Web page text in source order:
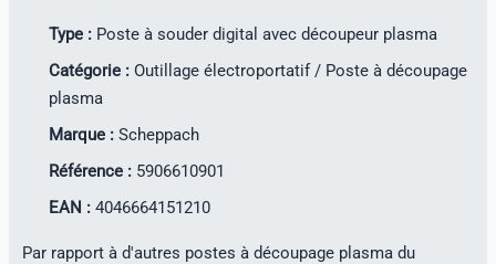
Type : Poste à souder digital avec découpeur plasma
Catégorie : Outillage électroportatif / Poste à découpage
plasma
Marque : Scheppach
Référence : 5906610901
EAN : 4046664151210
Par rapport à d'autres postes à découpage plasma du